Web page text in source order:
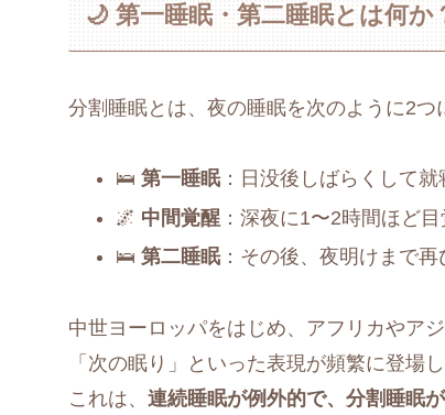
🌙 第一睡眠・第二睡眠とは何か
分割睡眠とは、夜の睡眠を次のように2つ
🛌第一睡眠：日没後しばらくして
🌌 中間覚醒 ：深夜に1〜2時間ほど
🛌第二睡眠：その後、夜明けまで再
中世ヨーロッパをはじめ、アフリカやア
「次の眠り」といった表現が頻繁に登場し
これは、 連続睡眠が例外的で、分割睡眠